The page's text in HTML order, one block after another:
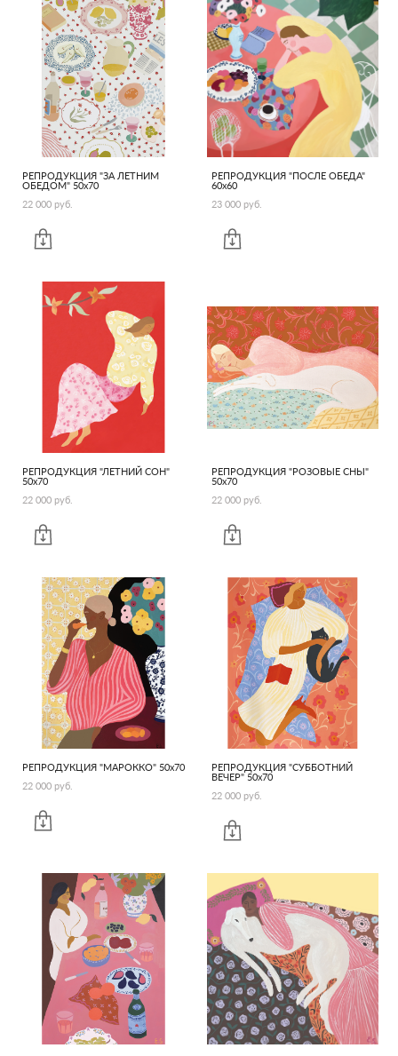
РЕПРОДУКЦИЯ "ЗА ЛЕТНИМ
ОБЕДОМ" 50х70
22 000 pуб.
РЕПРОДУКЦИЯ "ПОСЛЕ ОБЕДА"
60х60
23 000 pуб.
РЕПРОДУКЦИЯ "ЛЕТНИЙ СОН"
50х70
22 000 pуб.
РЕПРОДУКЦИЯ "РОЗОВЫЕ СНЫ"
50х70
22 000 pуб.
РЕПРОДУКЦИЯ "МАРОККО" 50х70
22 000 pуб.
РЕПРОДУКЦИЯ "СУББОТНИЙ
ВЕЧЕР" 50х70
22 000 pуб.